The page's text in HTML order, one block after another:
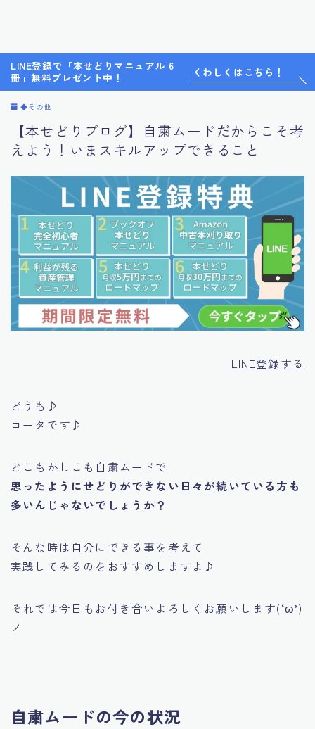
LINE登録で「本せどりマニュアル 6
冊」無料プレゼント中！
くわしくはこちら！
◆その他
【本せどりブログ】自粛ムードだからこそ考
えよう！いまスキルアップできること
LINE登録する
どうも♪
コータです♪
どこもかしこも自粛ムードで
思ったようにせどりができない日々が続いている方も
多いんじゃないでしょうか？
そんな時は 自分にできる事を考えて
実践してみるのをおすすめしますよ♪
それでは今日もお付き合いよろしくお願いします(‘ω’)
ノ
自粛ムードの今の状況